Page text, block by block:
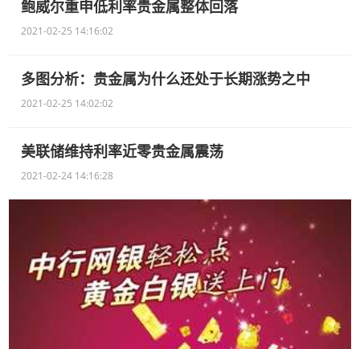
鲍威尔重申低利率贵金属整体回落
2021-02-25 14:16:02
多图分析：贵金属为什么还处于长期涨势之中
2021-02-25 14:02:02
美联储维持利率近零贵金属震荡
2021-02-24 14:16:28